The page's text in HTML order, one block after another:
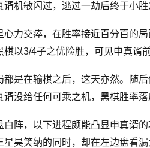
机敏闪过，逃过一劫后终于小
力交瘁，在胜率接近百分百的
以3/4子之优险胜，可见申真谞
是在输棋之后，这天亦然。随
没给任何可乘之机，黑棋胜率落
阵，以下进程颇能凸显申真谞
昊笑纳的同时，却在左边盘看